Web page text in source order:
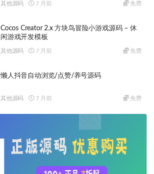
其他源码 7 月前 免费
Cocos Creator 2.x 方块鸟冒险小游戏源码 – 休
闲游戏开发模板
其他源码 7 月前 免费
懒人抖音自动浏览/点赞/养号源码
其他源码 7 月前 免费